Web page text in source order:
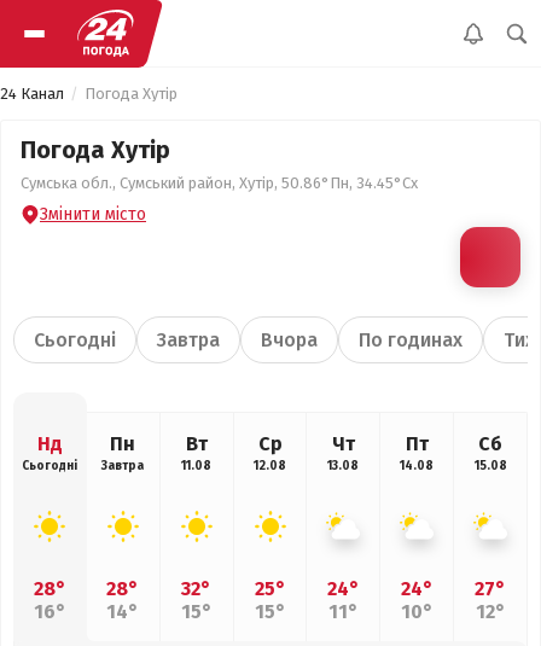
24 Канал Погода Хутір
Погода Хутір
Сумська обл., Сумський район, Хутір, 50.86°Пн, 34.45°Сх
Змінити місто
Сьогодні Завтра Вчора По годинах
Нд
Сьогодні
28°
16°
Пн
Завтра
28°
14°
Вт
11.08
32°
15°
Ср
12.08
25°
15°
Чт
13.08
24°
11°
Пт
14.08
24°
10°
Сб
15.08
27°
12°